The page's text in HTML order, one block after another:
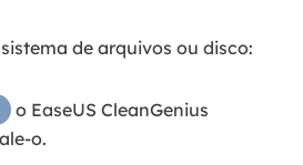
de arquivos ou disco:
o EaseUS CleanGenius
o.